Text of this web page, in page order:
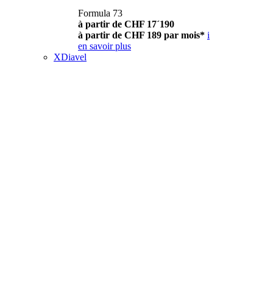
Formula 73
à partir de CHF 17´190
à partir de CHF 189 par mois* i
en savoir plus
XDiavel